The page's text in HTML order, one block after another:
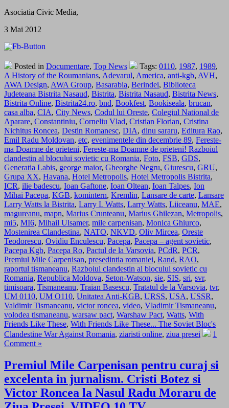
Asociatia Civic Media,
3 Mai 2012
Posted in Documentare, Top News Tags: 0110, 1987, 1989,
A History of the Roumanians, Adevarul, America, anti-kgb, AVH,
AWA Design, AWA Group, Basarabia, Berindei, Biblioteca
Judeteana Bistrita Nasaud, Bistrita, Bistrita Nasaud, Bistrita News,
Bistrita Online, Bistrita24.ro, bnd, Bookfest, Bookiseala, brucan,
casa alba, CIA, City News, Codul lui Oreste, Colegiul National de
Aparare, Constantiniu, Corneliu Vlad, Cristian Florian, Cristina
Nichitus Roncea, Destin Romanesc, DIA, dinu sararu, Editura Rao,
Emil Radu Moldovan, etc, evenimentele din decembrie 89, Fereste-
ma Doamne de prieteni, Fereste-ma Doamne de prieteni! Razboiul
clandestin al blocului sovietic cu Romania, Foto, FSB, GDS,
Generatia Labis, george maior, Gheorghe Negru, Giurescu, GRU,
Grupa XX, Havana, Hotel Metropolis, Hotel Metropolis Bistrita,
ICR, ilie badescu, Ioan Gaftone, Ioan Oltean, Ioan Talpes, Ion
Mihai Pacepa, KGB, komintern, Kremlin, Lansare de carte, Lansare
Larry Watts la Bistrita, Larry L Watts, Larry Watts, Liiceanu, MAE,
magureanu, mapn, Marius Crunteanu, Marius Ghilezan, Metropolis,
mi5, MI6, Mihail Ulsamer, mile carpenisan, Monica Ghiurco,
Mostenirea Clandestina, NATO, NKVD, Oliv Mircea, Oreste
Teodorescu, Ovidiu Enculescu, Pacepa, Pacepa – agent sovietic,
Pacepa Kgb, Pacepa Ro, Pactul de la Varsovia, PCdR, PCR,
Premiul Mile Carpenisan, presedintia romaniei, Rand, RAO,
raportul tismaneanu, Razboiul clandestin al blocului sovietic cu
Romania, Republica Moldova, Seton-Watson, sie, SIS, sri, svr,
timisoara, Tismaneanu, Traian Basescu, Tratatul de la Varsovia, tvr,
UM 0110, UM O110, Unitatea Anti-KGB, URSS, USA, USSR,
Valdimir Tismaneanu, victor roncea, video, Vladimir Tismaneanu,
volodea tismaneanu, warsaw pact, Warshaw Pact, Watts, With
Friends Like These, With Friends Like These... The Soviet Bloc's
Clandestine War Against Romania, ziaristi online, ziua presei
1
Comment »
Premiul Mile Carpenisan pentru curaj si
excelenta in jurnalism. Cristi Botez si
Victor Roncea la Nasul Radu Moraru de